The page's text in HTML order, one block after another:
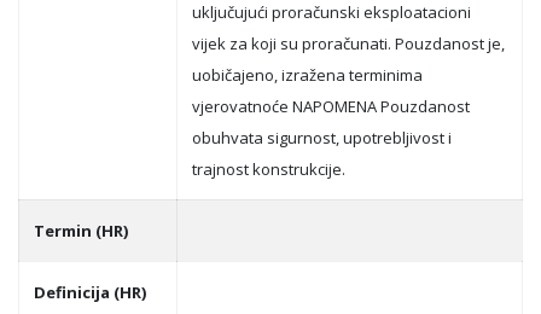
uklјučujući proračunski eksploatacioni
vijek za koji su proračunati. Pouzdanost je,
uobičajeno, izražena terminima
vjerovatnoće NAPOMENA Pouzdanost
obuhvata sigurnost, upotreblјivost i
trajnost konstrukcije.
Termin (HR)
Definicija (HR)